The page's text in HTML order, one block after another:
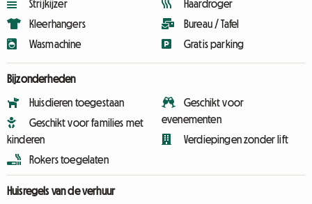
Strijkijzer
Kleerhangers
Wasmachine
Haardroger
Bureau / Tafel
Gratis parking
Bijzonderheden
Huisdieren toegestaan
Geschikt voor families met
kinderen
Rokers toegelaten
Geschikt voor
evenementen
Verdiepingen zonder lift
Huisregels van de verhuur